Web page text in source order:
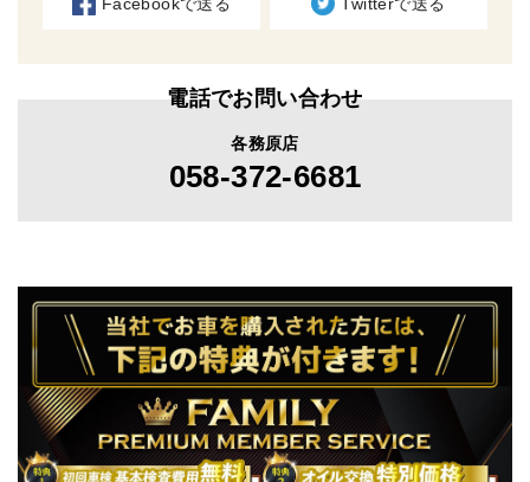
Facebookで送る Twitterで送る
電話でお問い合わせ
各務原店
058-372-6681